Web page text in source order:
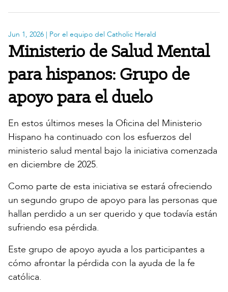
Jun 1, 2026 | Por el equipo del Catholic Herald
Ministerio de Salud Mental
para hispanos: Grupo de
apoyo para el duelo
En estos últimos meses la Oficina del Ministerio
Hispano ha continuado con los esfuerzos del
ministerio salud mental bajo la iniciativa comenzada
en diciembre de 2025.
Como parte de esta iniciativa se estará ofreciendo
un segundo grupo de apoyo para las personas que
hallan perdido a un ser querido y que todavía están
sufriendo esa pérdida.
Este grupo de apoyo ayuda a los participantes a
cómo afrontar la pérdida con la ayuda de la fe
católica.